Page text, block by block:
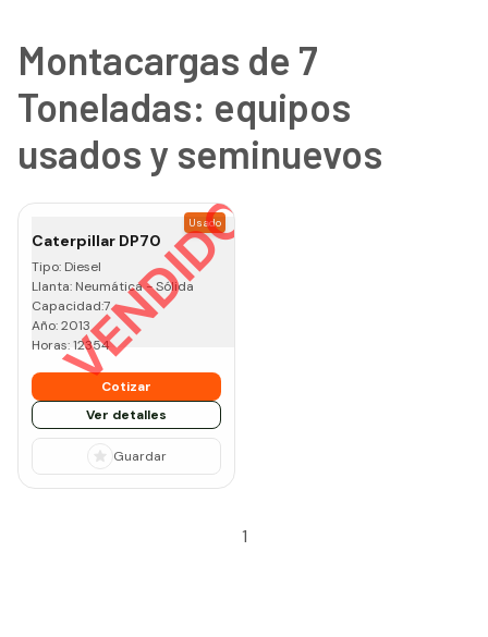
Montacargas de 7
Toneladas: equipos
usados y seminuevos
Caterpillar DP70
Tipo: Diesel
Llanta: Neumática - Sólida
Capacidad:7
Año:2013
Horas:12354
Cotizar
Ver detalles
Guardar
Usado
VENDIDO
1